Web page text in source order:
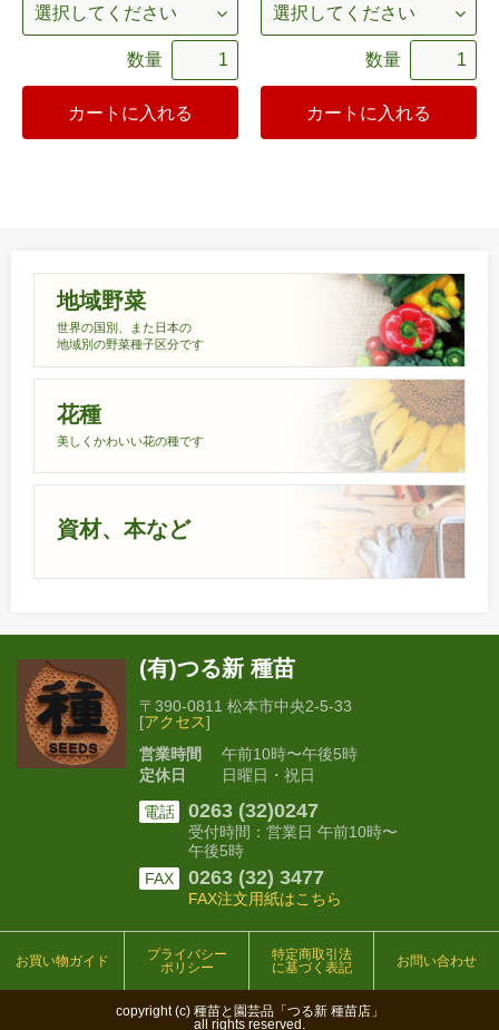
数量
カートに入れる
数量
カートに入れる
地域野菜
世界の国別、また日本の
地域別の野菜種子区分です
花種
美しくかわいい花の種です
資材、本など
(有)つる新 種苗
〒390-0811 松本市中央2-5-33
[アクセス]
営業時間
午前10時〜午後5時
定休日
日曜日・祝日
電話 0263 (32)0247
受付時間：営業日 午前10時〜
午後5時
FAX
0263 (32) 3477
FAX注文用紙はこちら
お買い物ガイド
プライバシー
ポリシー
特定商取引法
に基づく表記
お問い合わせ
copyright (c) 種苗と園芸品「つる新 種苗店」
all rights reserved.